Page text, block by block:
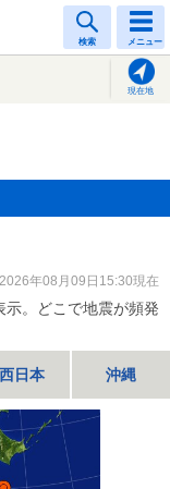
検索 メニュー
現在地
2026年08月09日15:30現在
。どこで地震が頻発
西日本 沖縄